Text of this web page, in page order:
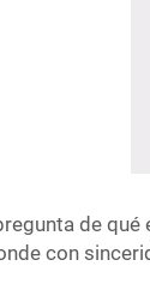
de qué
con